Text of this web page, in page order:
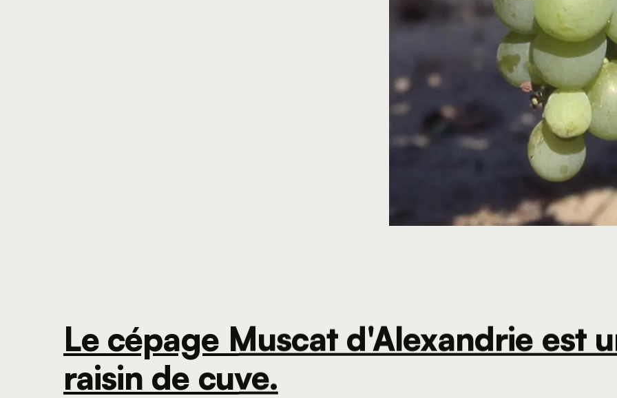
Le cépage Muscat d'Alexandrie est
raisin de cuve.